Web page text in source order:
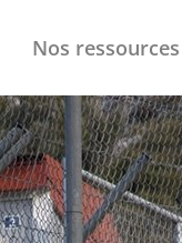
Nos ressources